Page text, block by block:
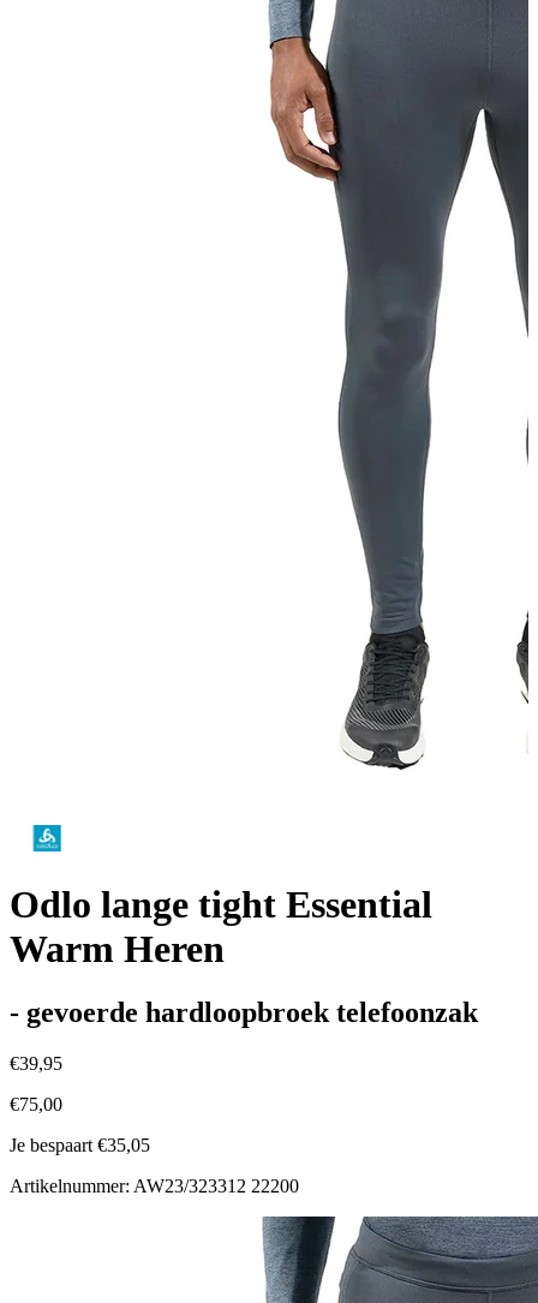
Odlo lange tight Essential
Warm Heren
- gevoerde hardloopbroek telefoonzak
€39,95
€75,00
Je bespaart €35,05
Artikelnummer: AW23/323312 22200